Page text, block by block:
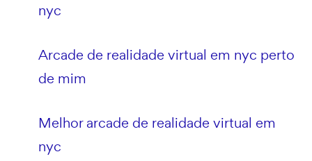
nyc
Arcade de realidade virtual em nyc perto
de mim
Melhor arcade de realidade virtual em
nyc